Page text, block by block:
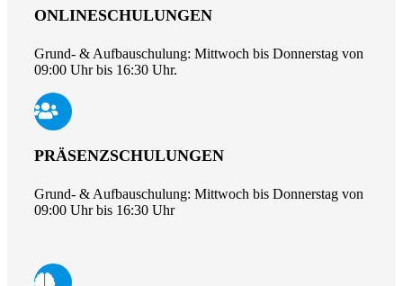
ONLINESCHULUNGEN
Grund- & Aufbauschulung: Mittwoch bis Donnerstag von
09:00 Uhr bis 16:30 Uhr.
PRÄSENZSCHULUNGEN
Grund- & Aufbauschulung: Mittwoch bis Donnerstag von
09:00 Uhr bis 16:30 Uhr